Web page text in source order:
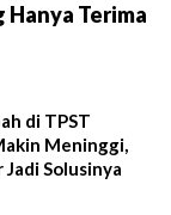
Terima
di TPST
Meninggi,
Solusinya